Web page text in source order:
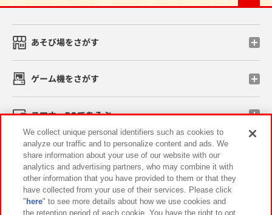
あそび場をさがす
ゲーム機をさがす
スマホ・PCであそぶ
イベント・キャンペーン
関連会社 サステナビリティ サイトポリシー
We collect unique personal identifiers such as cookies to
analyze our traffic and to personalize content and ads. We
share information about your use of our website with our
analytics and advertising partners, who may combine it with
other information that you have provided to them or that they
have collected from your use of their services. Please click
" here" to see more details about how we use cookies and
the retention period of each cookie. You have the right to opt